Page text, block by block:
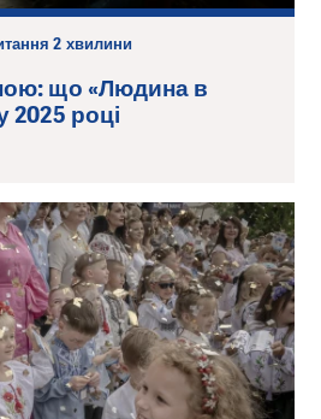
2 хвилини
що «Людина в
2025 році